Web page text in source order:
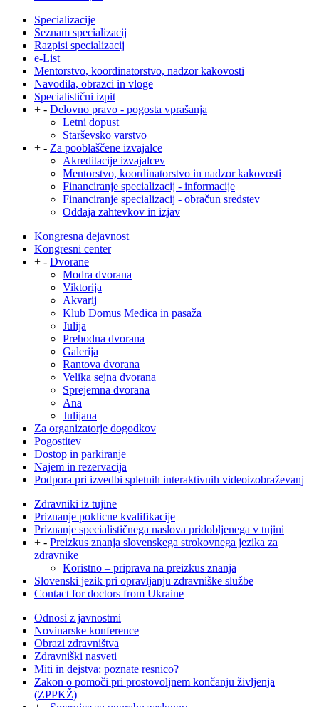
Specializacije
Seznam specializacij
Razpisi specializacij
e-List
Mentorstvo, koordinatorstvo, nadzor kakovosti
Navodila, obrazci in vloge
Specialistični izpit
+ - Delovno pravo - pogosta vprašanja
Letni dopust
Starševsko varstvo
+ - Za pooblaščene izvajalce
Akreditacije izvajalcev
Mentorstvo, koordinatorstvo in nadzor kakovosti
Financiranje specializacij - informacije
Financiranje specializacij - obračun sredstev
Oddaja zahtevkov in izjav
Kongresna dejavnost
Kongresni center
+ - Dvorane
Modra dvorana
Viktorija
Akvarij
Klub Domus Medica in pasaža
Julija
Prehodna dvorana
Galerija
Rantova dvorana
Velika sejna dvorana
Sprejemna dvorana
Ana
Julijana
Za organizatorje dogodkov
Pogostitev
Dostop in parkiranje
Najem in rezervacija
Podpora pri izvedbi spletnih interaktivnih videoizobraževanj
Zdravniki iz tujine
Priznanje poklicne kvalifikacije
Priznanje specialističnega naslova pridobljenega v tujini
+ - Preizkus znanja slovenskega strokovnega jezika za
zdravnike
Koristno – priprava na preizkus znanja
Slovenski jezik pri opravljanju zdravniške službe
Contact for doctors from Ukraine
Odnosi z javnostmi
Novinarske konference
Obrazi zdravništva
Zdravniški nasveti
Miti in dejstva: poznate resnico?
Zakon o pomoči pri prostovoljnem končanju življenja
(ZPPKŽ)